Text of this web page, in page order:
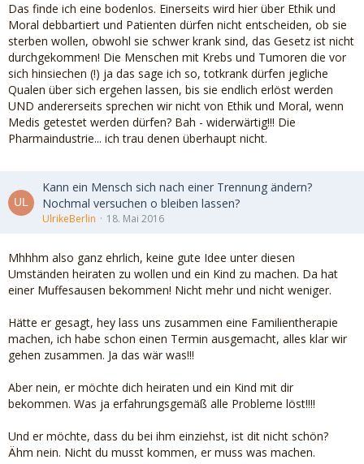
Das finde ich eine bodenlos. Einerseits wird hier über Ethik und
Moral debbartiert und Patienten dürfen nicht entscheiden, ob sie
sterben wollen, obwohl sie schwer krank sind, das Gesetz ist nicht
durchgekommen! Die Menschen mit Krebs und Tumoren die vor
sich hinsiechen (!) ja das sage ich so, totkrank dürfen jegliche
Qualen über sich ergehen lassen, bis sie endlich erlöst werden
UND andererseits sprechen wir nicht von Ethik und Moral, wenn
Medis getestet werden dürfen? Bah - widerwärtig!!! Die
Pharmaindustrie... ich trau denen überhaupt nicht.
Kann ein Mensch sich nach einer Trennung ändern?
Nochmal versuchen o bleiben lassen?
UlrikeBerlin 18. Mai 2016
Mhhhm also ganz ehrlich, keine gute Idee unter diesen
Umständen heiraten zu wollen und ein Kind zu machen. Da hat
einer Muffesausen bekommen! Nicht mehr und nicht weniger.
Hätte er gesagt, hey lass uns zusammen eine Familientherapie
machen, ich habe schon einen Termin ausgemacht, alles klar wir
gehen zusammen. Ja das wär was!!!
Aber nein, er möchte dich heiraten und ein Kind mit dir
bekommen. Was ja erfahrungsgemäß alle Probleme löst!!!!
Und er möchte, dass du bei ihm einziehst, ist dit nicht schön?
Ähm nein. Nicht du musst kommen, er muss was machen.